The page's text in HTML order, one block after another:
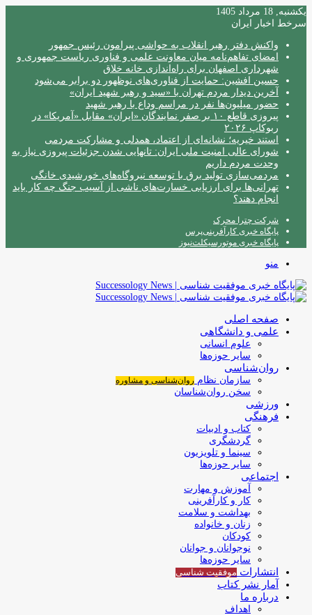
یکشنبه, 18 مرداد 1405
سرخط اخبار ایران
واکنش دفتر رهبر انقلاب به حواشی پیرامون رئیس جمهور
امضای تفاهم‌نامه میان معاونت علمی و فناوری ریاست جمهوری و
شهرداری اصفهان برای راه‌اندازی خانه خلاق
حسین افشین: حمایت از فناوری‌های نوظهور دو برابر می‌شود
آخرین دیدار مردم تهران با «سید و رهبر شهید ایران»
حضور میلیون‌ها نفر در مراسم وداع با رهبر شهید
پیروزی قاطع ۱۰ بر صفر نمایندگان «ایران» مقابل «آمریکا» در
ربوکاپ ۲۰۲۶
استند خیریه؛ نشانه‌ای از اعتماد، همدلی و مشارکت مردمی
شورای عالی امنیت ملی ایران: تانهایی شدن جزئیات پیروزی نیاز به
وحدت مردم داریم
مردمی‌سازی تولید برق با توسعه نیروگاه‌های خورشیدی خانگی
تهرانی‌ها برای ارزیابی خسارت‌های ناشی از آسیب جنگ چه کار باید
انجام دهند؟
شرکت چترا محرک
پایگاه خبری کارآفرینی‌پرس
پایگاه خبری موتورسیکلت‌نیوز
منو
صفحه اصلی
علمی و دانشگاهی
علوم انسانی
سایر حوزه‌ها
روان‌شناسی
سازمان نظام روان‌شناسی و مشاوره
سخن روان‌شناسان
ورزشی
فرهنگی
کتاب و ادبیات
گردشگری
سینما و تلویزیون
سایر حوزه‌ها
اجتماعی
آموزش و مهارت
کار و کارآفرینی
بهداشت و سلامت
زنان و خانواده
کودکان
نوجوانان و جوانان
سایر حوزه‌ها
انتشارات موفقیت‌ شناسی
آمار نشر کتاب
درباره ما
اهداف